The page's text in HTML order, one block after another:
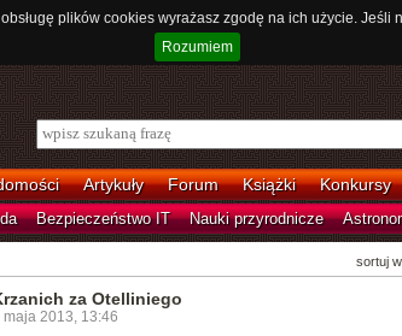
plików cookies wyrażasz zgodę na ich użycie.
Rozumiem
Artykuły Forum Książki Konkursy
Bezpieczeństwo IT Nauki przyrodnicze
sortuj
za Otelliniego
maja 2013, 13:46